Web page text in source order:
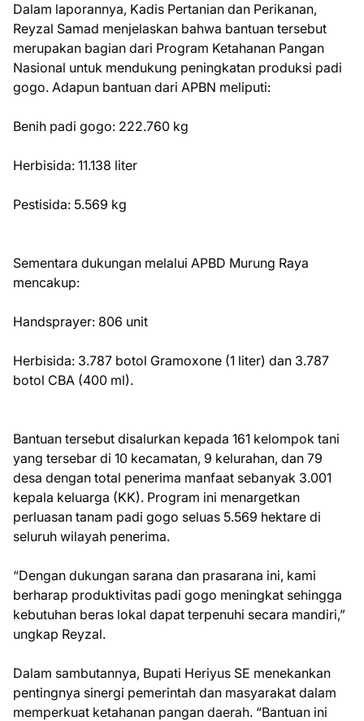
Dalam laporannya, Kadis Pertanian dan Perikanan,
Reyzal Samad menjelaskan bahwa bantuan tersebut
merupakan bagian dari Program Ketahanan Pangan
Nasional untuk mendukung peningkatan produksi padi
gogo. Adapun bantuan dari APBN meliputi:
Benih padi gogo: 222.760 kg
Herbisida: 11.138 liter
Pestisida: 5.569 kg
Sementara dukungan melalui APBD Murung Raya
mencakup:
Handsprayer: 806 unit
Herbisida: 3.787 botol Gramoxone (1 liter) dan 3.787
botol CBA (400 ml).
Bantuan tersebut disalurkan kepada 161 kelompok tani
yang tersebar di 10 kecamatan, 9 kelurahan, dan 79
desa dengan total penerima manfaat sebanyak 3.001
kepala keluarga (KK). Program ini menargetkan
perluasan tanam padi gogo seluas 5.569 hektare di
seluruh wilayah penerima.
“Dengan dukungan sarana dan prasarana ini, kami
berharap produktivitas padi gogo meningkat sehingga
kebutuhan beras lokal dapat terpenuhi secara mandiri,”
ungkap Reyzal.
Dalam sambutannya, Bupati Heriyus SE menekankan
pentingnya sinergi pemerintah dan masyarakat dalam
memperkuat ketahanan pangan daerah. “Bantuan ini